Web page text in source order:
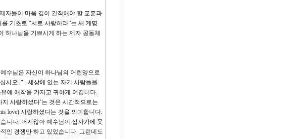
자들이 마음 깊이 간직해야 할 교훈과
기초로 “서로 사랑하라”는 새 계명
하나님을 기쁘시게 하는 제자 공동체
수님은 자신이 하나님의 어린양으로
시오. "...세상에 있는 자기 사람들을
에 애착을 가지고 귀하게 여깁니다.
사랑하셨다’는 것은 시간적으로는
love) 사랑하셨다는 것을 의미합니다.
니다. 머지않아 예수님이 십자가에 못
인 경쟁만 하고 있었습니다. 그런데도